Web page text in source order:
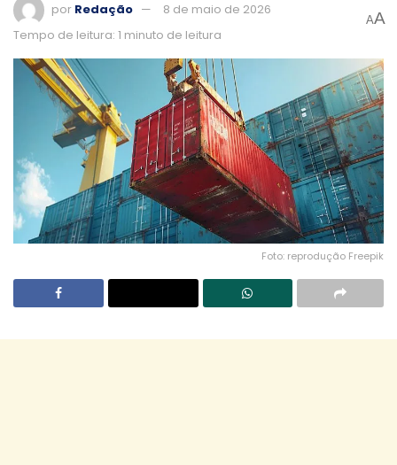
por Redação
8 de maio de 2026
Tempo de leitura: 1 minuto de leitura
AA
Foto: reprodução Freepik